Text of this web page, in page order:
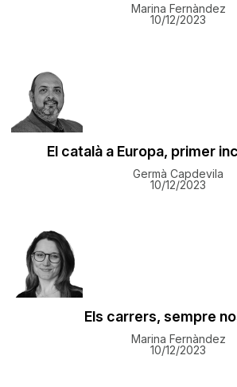
Marina Fernàndez
10/12/2023
El català a Europa, primer
Germà Capdevila
10/12/2023
Els carrers, sempre
Marina Fernàndez
10/12/2023